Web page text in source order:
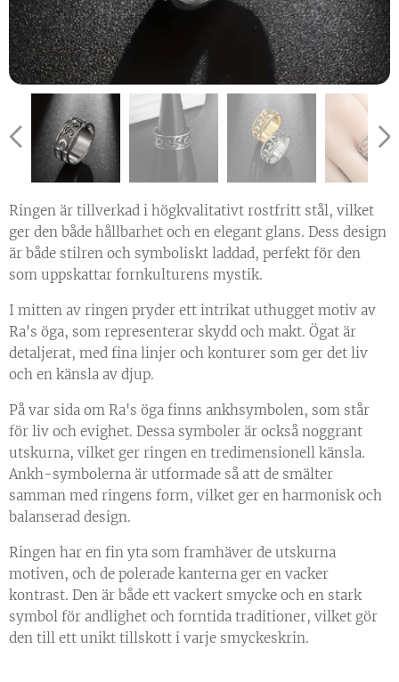
Ringen är tillverkad i högkvalitativt rostfritt stål, vilket
ger den både hållbarhet och en elegant glans. Dess design
är både stilren och symboliskt laddad, perfekt för den
som uppskattar fornkulturens mystik.
I mitten av ringen pryder ett intrikat uthugget motiv av
Ra's öga, som representerar skydd och makt. Ögat är
detaljerat, med fina linjer och konturer som ger det liv
och en känsla av djup.
På var sida om Ra's öga finns ankhsymbolen, som står
för liv och evighet. Dessa symboler är också noggrant
utskurna, vilket ger ringen en tredimensionell känsla.
Ankh-symbolerna är utformade så att de smälter
samman med ringens form, vilket ger en harmonisk och
balanserad design.
Ringen har en fin yta som framhäver de utskurna
motiven, och de polerade kanterna ger en vacker
kontrast. Den är både ett vackert smycke och en stark
symbol för andlighet och forntida traditioner, vilket gör
den till ett unikt tillskott i varje smyckeskrin.